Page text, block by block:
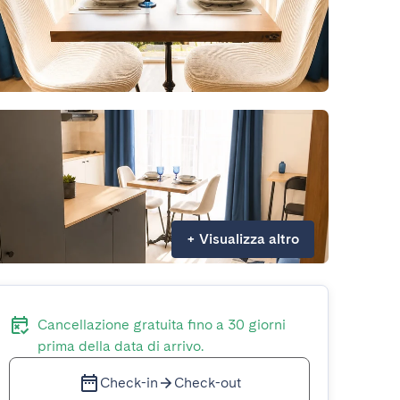
+ Visualizza altro
Cancellazione gratuita fino a 30 giorni
prima della data di arrivo.
Check-in Check-out